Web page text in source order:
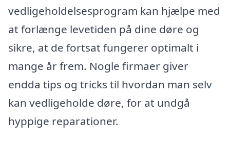
vedligeholdelsesprogram kan hjælpe med
at forlænge levetiden på dine døre og
sikre, at de fortsat fungerer optimalt i
mange år frem. Nogle firmaer giver
endda tips og tricks til hvordan man selv
kan vedligeholde døre, for at undgå
hyppige reparationer.